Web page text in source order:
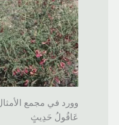
وورد في مجمع
عَاقُولُ حَدِيثٍ